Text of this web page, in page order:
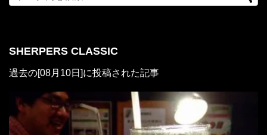
SHERPERS CLASSIC
過去の[08月10日]に投稿された記事